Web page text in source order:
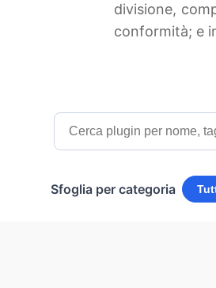
divisione,
conformità; e
Sfoglia per categoria